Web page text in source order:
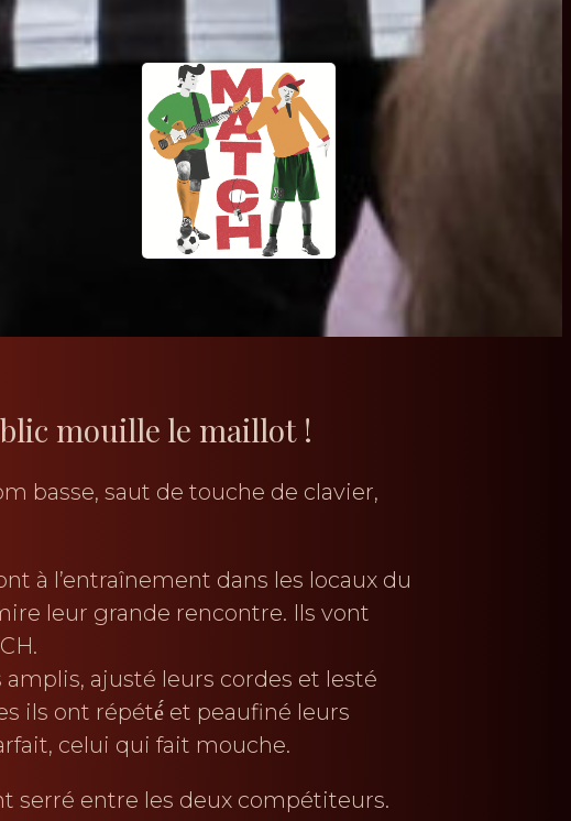
mouille le maillot !
basse, saut de touche de clavier,
à l’entraînement dans les locaux du
leur grande rencontre. Ils vont
ajusté leurs cordes et lesté
ils ont répété́ et peaufiné leurs
celui qui fait mouche.
serré entre les deux compétiteurs.